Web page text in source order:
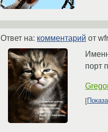
Ответ на: комментарий от
порт